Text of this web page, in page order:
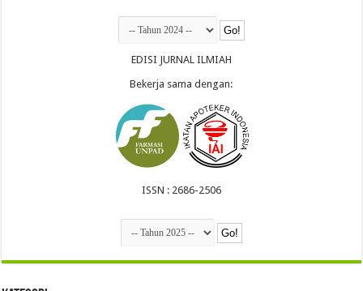
EDISI JURNAL ILMIAH
Bekerja sama dengan:
ISSN : 2686-2506